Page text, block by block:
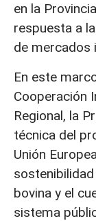
en la
respuesta a
de mercados
En este
Cooperación
Regional, la
técnica del
Unión
bovina y el
sistema